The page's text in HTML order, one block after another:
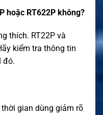
hoặc RT622P không?
thích. RT22P và
kiểm tra thông tin
đó.
gian dùng giảm rõ